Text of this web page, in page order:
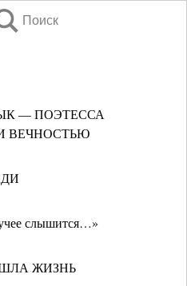
Поиск
— ПОЭТЕССА
ВЕЧНОСТЬЮ
слышится…»
ЖИЗНЬ